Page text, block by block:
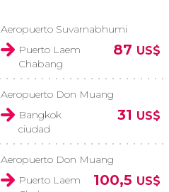
Aeropuerto Suvarnabhumi
Puerto Laem
Chabang
87 US$
Aeropuerto Don Muang
Bangkok
ciudad
31 US$
Aeropuerto Don Muang
Puerto Laem
100,5 US$